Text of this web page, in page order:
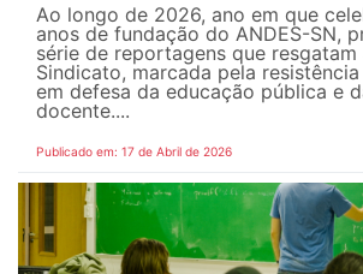
Ao longo de 2026, ano em que
anos de fundação do ANDES-SN,
série de reportagens que
Sindicato, marcada pela
em defesa da educação pública e
docente....
Publicado em: 17 de Abril de 2026